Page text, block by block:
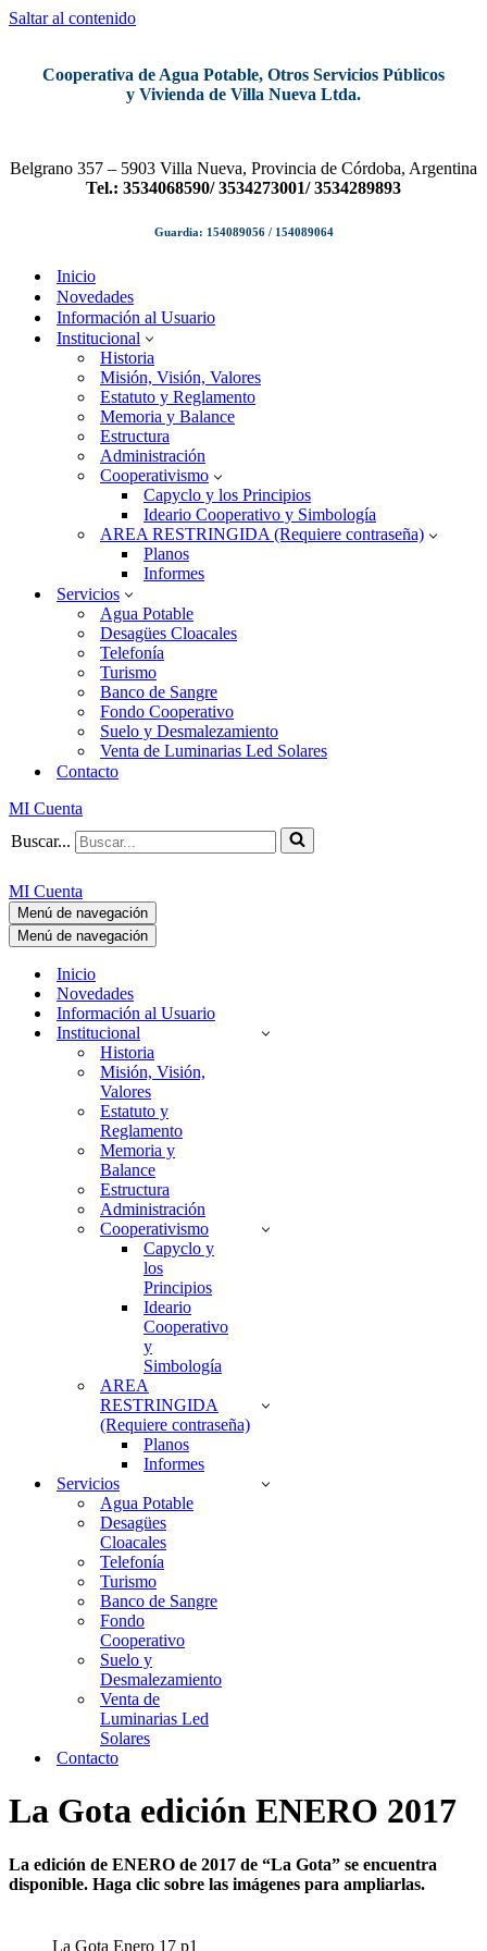
Saltar al contenido
Cooperativa de Agua Potable, Otros Servicios Públicos
y Vivienda de Villa Nueva Ltda.
Belgrano 357 – 5903 Villa Nueva, Provincia de Córdoba, Argentina
Tel.: 3534068590/ 3534273001/ 3534289893
Guardia: 154089056 / 154089064
Inicio
Novedades
Información al Usuario
Institucional
Historia
Misión, Visión, Valores
Estatuto y Reglamento
Memoria y Balance
Estructura
Administración
Cooperativismo
Capyclo y los Principios
Ideario Cooperativo y Simbología
AREA RESTRINGIDA (Requiere contraseña)
Planos
Informes
Servicios
Agua Potable
Desagües Cloacales
Telefonía
Turismo
Banco de Sangre
Fondo Cooperativo
Suelo y Desmalezamiento
Venta de Luminarias Led Solares
Contacto
MI Cuenta
Buscar...
MI Cuenta
Menú de navegación
Menú de navegación
Inicio
Novedades
Información al Usuario
Institucional
Historia
Misión, Visión,
Valores
Estatuto y
Reglamento
Memoria y
Balance
Estructura
Administración
Cooperativismo
Capyclo y
los
Principios
Ideario
Cooperativo
y
Simbología
AREA
RESTRINGIDA
(Requiere contraseña)
Planos
Informes
Servicios
Agua Potable
Desagües
Cloacales
Telefonía
Turismo
Banco de Sangre
Fondo
Cooperativo
Suelo y
Desmalezamiento
Venta de
Luminarias Led
Solares
Contacto
La Gota edición ENERO 2017
La edición de ENERO de 2017 de “La Gota” se encuentra
disponible. Haga clic sobre las imágenes para ampliarlas.
La Gota Enero 17 p1